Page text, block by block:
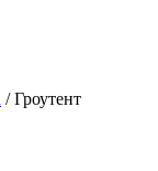
/Гроутент